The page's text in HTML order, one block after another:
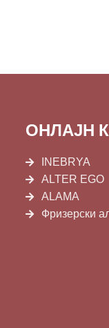
ОНЛАЈН
INEBRYA
ALTER EGO
ALAMA
Фризерски